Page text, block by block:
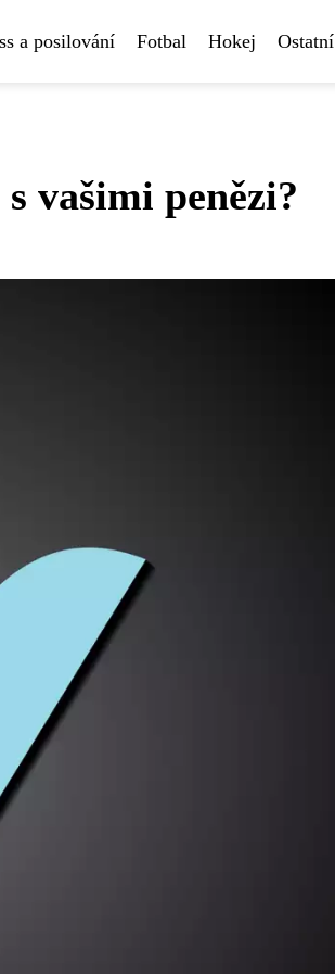
a posilování Fotbal Hokej Ostatní
vašimi penězi?